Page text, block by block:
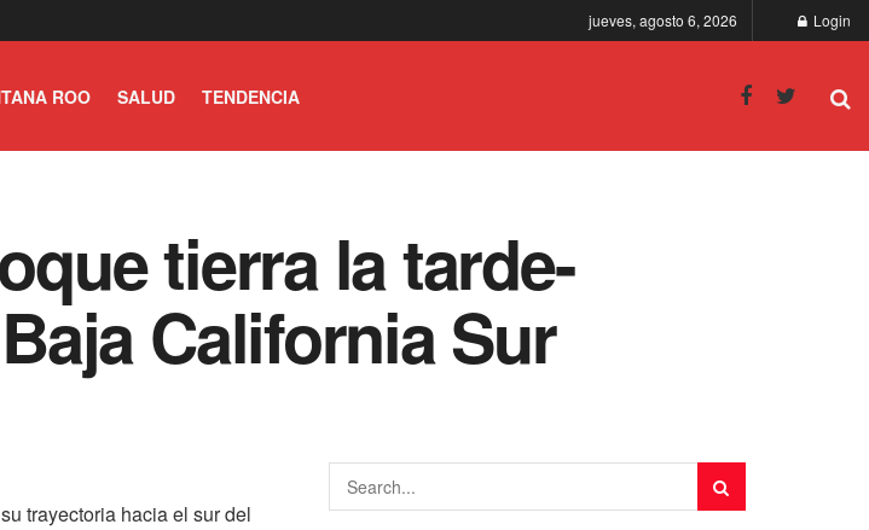
jueves, agosto 6, 2026 Login
ROO SALUD TENDENCIA
tierra la tarde-
California Sur
trayectoria hacia el sur del